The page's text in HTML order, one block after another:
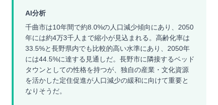
AI分析
千曲市は10年間で約8.0%の人口減少傾向にあり、2050
年には約4万3千人まで縮小が見込まれる。高齢化率は
33.5%と長野県内でも比較的高い水準にあり、2050年
には44.5%に達する見通しだ。長野市に隣接するベッド
タウンとしての性格を持つが、独自の産業・文化資源
を活かした定住促進が人口減少の緩和に向けて重要と
なりそうだ。